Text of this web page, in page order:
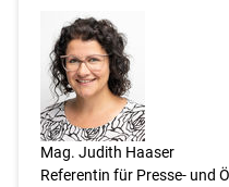
Mag. Judith Haaser
Referentin für Presse- und